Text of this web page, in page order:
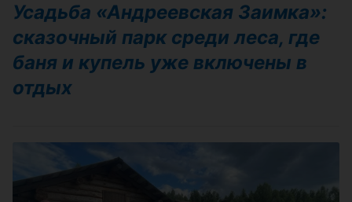
Усадьба «Андреевская Заимка»:
сказочный парк среди леса, где
баня и купель уже включены в
отдых